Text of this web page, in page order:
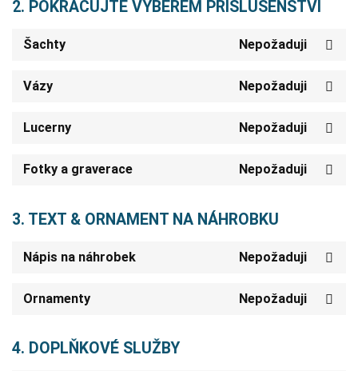
2. POKRAČUJTE VÝBĚREM PŘÍSLUŠENSTVÍ
Šachty Nepožaduji
Vázy Nepožaduji
Lucerny Nepožaduji
Fotky a graverace Nepožaduji
3. TEXT & ORNAMENT NA NÁHROBKU
Nápis na náhrobek Nepožaduji
Ornamenty Nepožaduji
4. DOPLŇKOVÉ SLUŽBY